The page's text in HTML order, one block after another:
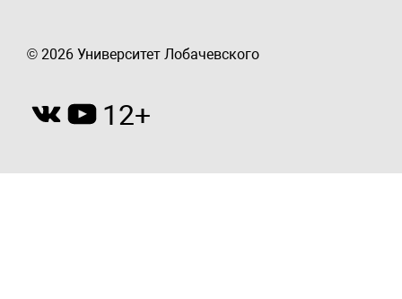
© 2026 Университет Лобачевского
12+